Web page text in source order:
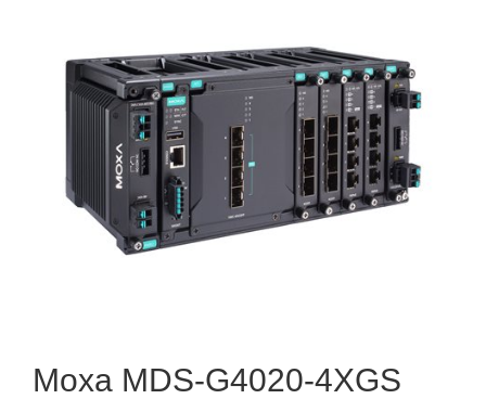
Moxa MDS-G4020-4XGS